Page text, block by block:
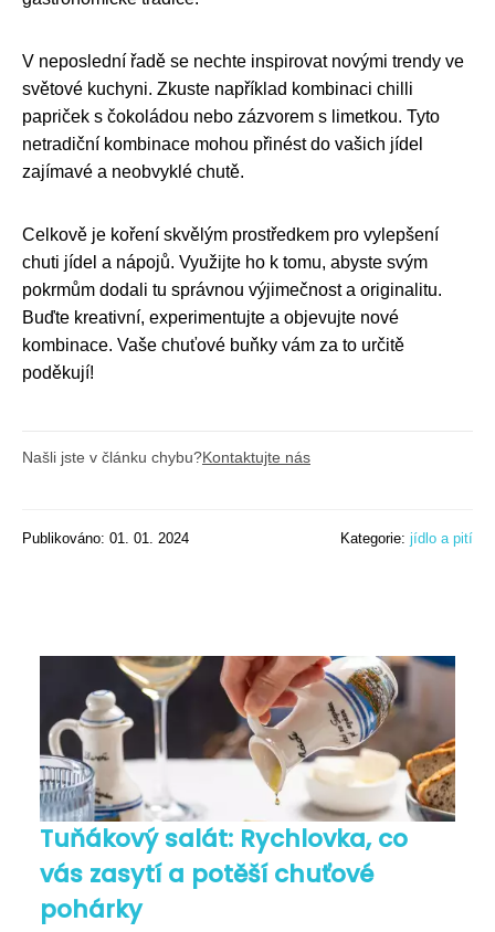
V neposlední řadě se nechte inspirovat novými trendy ve
světové kuchyni. Zkuste například kombinaci chilli
papriček s čokoládou nebo zázvorem s limetkou. Tyto
netradiční kombinace mohou přinést do vašich jídel
zajímavé a neobvyklé chutě.
Celkově je koření skvělým prostředkem pro vylepšení
chuti jídel a nápojů. Využijte ho k tomu, abyste svým
pokrmům dodali tu správnou výjimečnost a originalitu.
Buďte kreativní, experimentujte a objevujte nové
kombinace. Vaše chuťové buňky vám za to určitě
poděkují!
Našli jste v článku chybu?Kontaktujte nás
Publikováno: 01. 01. 2024 Kategorie: jídlo a pití
Tuňákový salát: Rychlovka, co
vás zasytí a potěší chuťové
pohárky